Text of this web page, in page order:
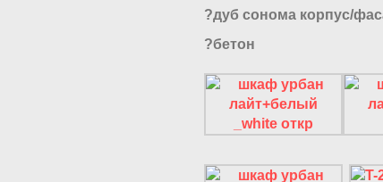
?дуб сонома корпус/
?бетон